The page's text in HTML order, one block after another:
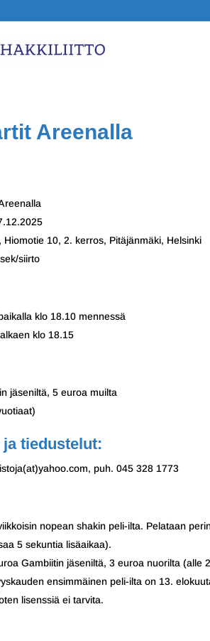
Areenalla
Hiomotie 10, 2. kerros, Pitäjänmäki, Helsinki
siirto
klo 18.10 mennessä
klo 18.15
jäseniltä, 5 euroa muilta
tiedustelut:
puh. 045 328 1773
nopean shakin peli-ilta. Pelataan
5 sekuntia lisäaikaa).
Gambiitin jäseniltä, 3 euroa nuorilta (alle
ensimmäinen peli-ilta on 13.
lisenssiä ei tarvita.